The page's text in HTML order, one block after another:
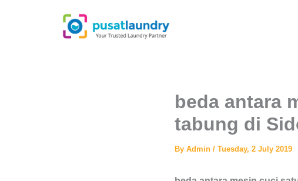
beda antara
tabung di
By Admin / Tuesday, 2 July 2019